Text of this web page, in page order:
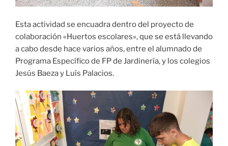
Esta actividad se encuadra dentro del proyecto de
colaboración «Huertos escolares», que se está llevando
a cabo desde hace varios años, entre el alumnado de
Programa Específico de FP de Jardinería, y los colegios
Jesús Baeza y Luís Palacios.